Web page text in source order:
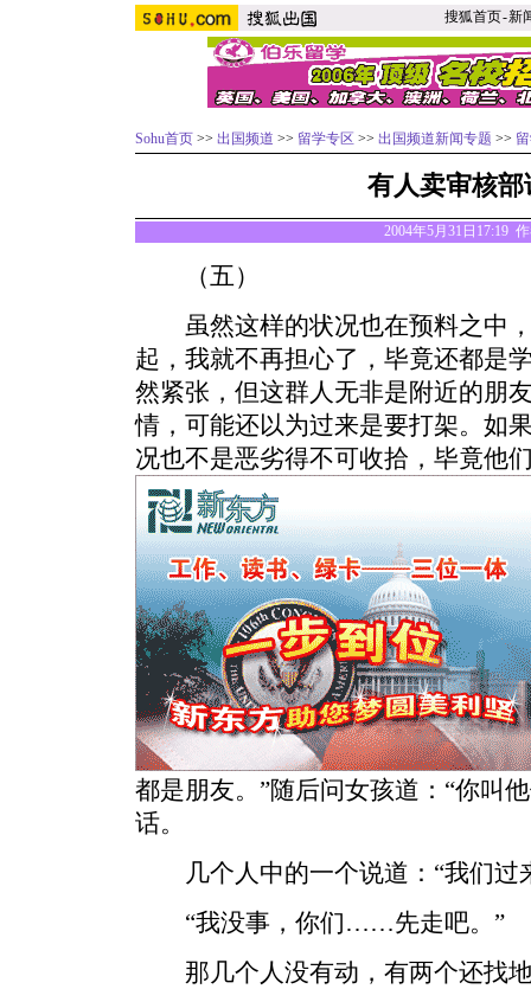
搜狐首页-新
Sohu首页 >> 出国频道 >> 留学专区 >> 出国频道新闻专题 >>
有人卖审核部
2004年5月31日17:19
（五）
虽然这样的状况也在预料之中，
起，我就不再担心了，毕竟还都是
然紧张，但这群人无非是附近的朋
情，可能还以为过来是要打架。如
况也不是恶劣得不可收拾，毕竟他
都是朋友。”随后问女孩道：“你叫
话。
几个人中的一个说道：“我们过
“我没事，你们……先走吧。”
那几个人没有动，有两个还找地